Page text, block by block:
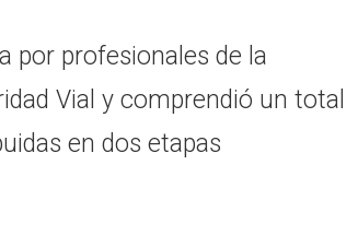
por profesionales de la
Vial y comprendió un total
en dos etapas